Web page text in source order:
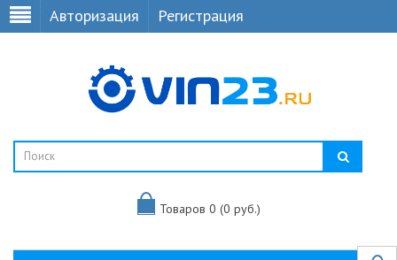
Авторизация Регистрация
Товаров 0 (0 руб.)